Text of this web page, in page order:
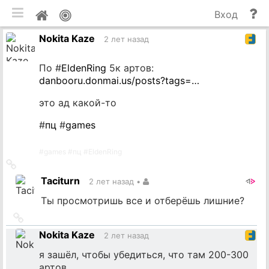
Мой
профиль
и
Вход
Nokita Kaze
2 лет назад
По #EldenRing 5к артов:
danbooru.donmai.us/posts?tags=…
это ад какой-то
#пц #games
на
источникTaciturn 2 лет назад •
Ты просмотришь все и отберёшь лишние?
на
источник
Nokita Kaze 2 лет назад
я зашёл, чтобы убедиться, что там 200-300
мобильная версия